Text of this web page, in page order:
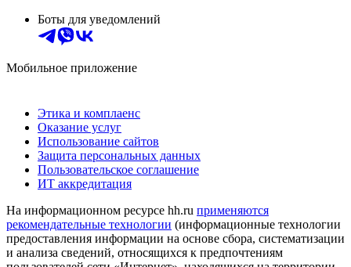
Боты для уведомлений
Мобильное приложение
Этика и комплаенс
Оказание услуг
Использование сайтов
Защита персональных данных
Пользовательское соглашение
ИТ аккредитация
На информационном ресурсе hh.ru применяются
рекомендательные технологии (информационные технологии
предоставления информации на основе сбора, систематизации
и анализа сведений, относящихся к предпочтениям